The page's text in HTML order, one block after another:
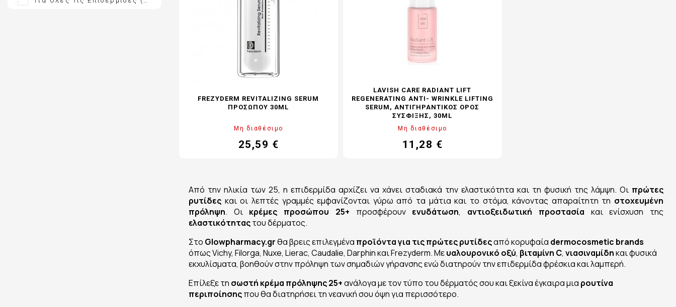
FREZYDERM REVITALIZING SERUM
ΠΡΟΣΏΠΟΥ 30ML
Μη διαθέσιμο
Τιμή
25,59 €
LAVISH CARE RADIANT LIFT
REGENERATING ANTI- WRINKLE LIFTING
SERUM, ΑΝΤΙΓΗΡΑΝΤΙΚΌΣ ΟΡΌΣ
ΣΎΣΦΙΞΗΣ, 30ML
Μη διαθέσιμο
Τιμή
11,28 €
Από την ηλικία των 25, η επιδερμίδα αρχίζει να χάνει σταδιακά την ελαστικότητα και τη φυσική της λάμψη. Οι πρώτες
ρυτίδες και οι λεπτές γραμμές εμφανίζονται γύρω από τα μάτια και το στόμα, κάνοντας απαραίτητη τη στοχευμένη
πρόληψη. Οι κρέμες προσώπου 25+ προσφέρουν ενυδάτωση, αντιοξειδωτική προστασία και ενίσχυση της
ελαστικότηταςτου δέρματος.
Στο Glowpharmacy.grθα βρεις επιλεγμένα προϊόντα για τις πρώτες ρυτίδεςαπό κορυφαία dermocosmetic brands
όπως Vichy, Filorga, Nuxe, Lierac, Caudalie, Darphin και Frezyderm. Μευαλουρονικό οξύ, βιταμίνη C, νιασιναμίδηκαι φυσικά
εκχυλίσματα, βοηθούν στην πρόληψη των σημαδιών γήρανσης ενώ διατηρούν την επιδερμίδα φρέσκια και λαμπερή.
Επίλεξε τη σωστή κρέμα πρόληψης 25+ανάλογα με τον τύπο του δέρματός σου και ξεκίνα έγκαιρα μια ρουτίνα
περιποίησηςπου θα διατηρήσει τη νεανική σου όψη για περισσότερο.